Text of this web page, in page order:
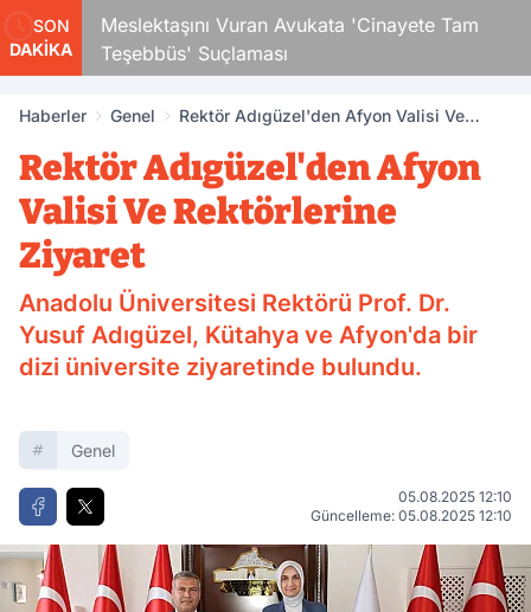
SON
DAKİKA
Meslektaşını Vuran Avukata 'Cinayete Tam
Teşebbüs' Suçlaması
Haberler Genel
Rektör Adıgüzel'den Afyon Valisi Ve
Rektör Adıgüzel'den Afyon
Valisi Ve Rektörlerine
Ziyaret
Anadolu Üniversitesi Rektörü Prof. Dr.
Yusuf Adıgüzel, Kütahya ve Afyon'da bir
dizi üniversite ziyaretinde bulundu.
Genel
05.08.2025 12:10
Güncelleme: 05.08.2025 12:10